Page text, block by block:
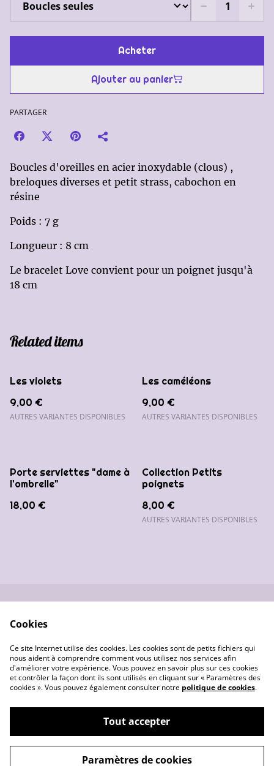
Acheter
Ajouter au panier
PARTAGER
Boucles d'oreilles en acier inoxydable (clous) ,
breloques diverses et petit strass, cabochon en
résine
Poids : 7 g
Longueur : 8 cm
Le bracelet Love convient pour un poignet jusqu'à
18 cm
Related items
Les violets
9,00 €
AUTRES VARIANTES DISPONIBLES
Les caméléons
9,00 €
AUTRES VARIANTES DISPONIBLES
Porte serviettes "dame à
l'ombrelle"
18,00 €
Collection Petits
poignets
8,00 €
AUTRES VARIANTES DISPONIBLES
Données
personnelles
Gestion des cookies
©2026Les créas de Pounette
Cookies
Ce site Internet utilise des cookies. Les cookies sont de petits fichiers qui
nous aident à comprendre comment vous utilisez nos services afin
d'améliorer votre expérience. Vous pouvez en savoir plus sur ces cookies
et contrôler la façon dont ils sont utilisés en cliquant sur « Paramètres des
cookies ». Vous pouvez également consulter notre politique de cookies.
Tout accepter
Paramètres de cookies